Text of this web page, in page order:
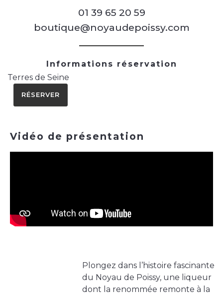
01 39 65 20 59
boutique@noyaudepoissy.com
Informations réservation
Terres de Seine
RÉSERVER
Vidéo de présentation
Plongez dans l’histoire fascinante
du Noyau de Poissy, une liqueur
dont la renommée remonte à la